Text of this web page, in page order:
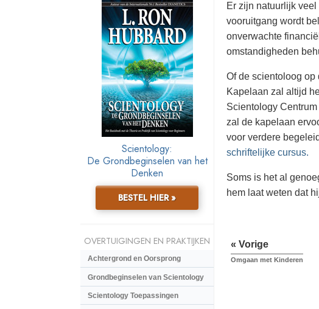
Er zijn natuurlijk
vooruitgang wordt
onverwachte
omstandigheden
Of de scientoloog
Kapelaan zal altijd
Scientology
zal de kapelaan
voor verdere
schriftelijke cursus.
Soms is het al
hem laat weten dat
« Vorige
Omgaan met Kinderen
Scientology:
De Grondbeginselen van het
Denken
BESTEL HIER »
OVERTUIGINGEN EN PRAKTIJKEN
Achtergrond en Oorsprong
Grondbeginselen van Scientology
Scientology Toepassingen